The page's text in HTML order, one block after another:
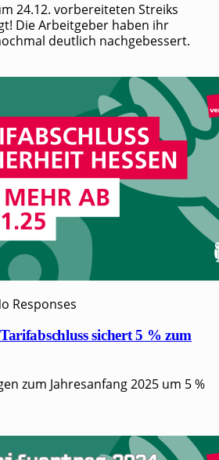
24.12. vorbereiteten Streiks
Die Arbeitgeber haben ihr
deutlich nachgebessert.
Responses
sichert 5 % zum
zum Jahresanfang 2025 um 5 %